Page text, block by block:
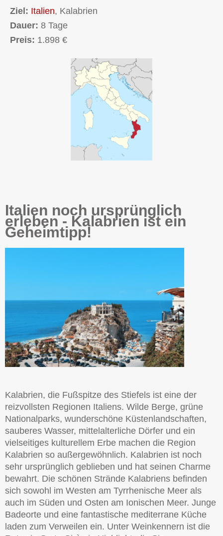
Ziel: Italien, Kalabrien
Dauer: 8 Tage
Preis: 1.898 €
Italien noch ursprünglich
erleben - Kalabrien ist ein
Geheimtipp!
Kalabrien, die Fußspitze des Stiefels ist eine der
reizvollsten Regionen Italiens. Wilde Berge, grüne
Nationalparks, wunderschöne Küstenlandschaften,
sauberes Wasser, mittelalterliche Dörfer und ein
vielseitiges kulturellem Erbe machen die Region
Kalabrien so außergewöhnlich. Kalabrien ist noch
sehr ursprünglich geblieben und hat seinen Charme
bewahrt. Die schönen Strände Kalabriens befinden
sich sowohl im Westen am Tyrrhenische Meer als
auch im Süden und Osten am Ionischen Meer. Junge
Badeorte und eine fantastische mediterrane Küche
laden zum Verweilen ein. Unter Weinkennern ist die